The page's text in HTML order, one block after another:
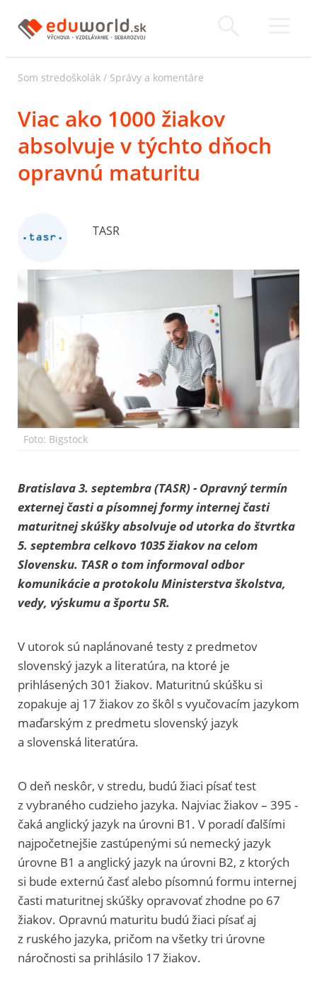
Som stredoškolák / Správy a komentáre
Viac ako 1000 žiakov
absolvuje v týchto dňoch
opravnú maturitu
TASR
Foto: Bigstock
Bratislava 3. septembra (TASR) - Opravný termín
externej časti a písomnej formy internej časti
maturitnej skúšky absolvuje od utorka do štvrtka
5. septembra celkovo 1035 žiakov na celom
Slovensku. TASR o tom informoval odbor
komunikácie a protokolu Ministerstva školstva,
vedy, výskumu a športu SR.
V utorok sú naplánované testy z predmetov
slovenský jazyk a literatúra, na ktoré je
prihlásených 301 žiakov. Maturitnú skúšku si
zopakuje aj 17 žiakov zo škôl s vyučovacím jazykom
maďarským z predmetu slovenský jazyk
a slovenská literatúra.
O deň neskôr, v stredu, budú žiaci písať test
z vybraného cudzieho jazyka. Najviac žiakov – 395 -
čaká anglický jazyk na úrovni B1. V poradí ďalšími
najpočetnejšie zastúpenými sú nemecký jazyk
úrovne B1 a anglický jazyk na úrovni B2, z ktorých
si bude externú časť alebo písomnú formu internej
časti maturitnej skúšky opravovať zhodne po 67
žiakov. Opravnú maturitu budú žiaci písať aj
z ruského jazyka, pričom na všetky tri úrovne
náročnosti sa prihlásilo 17 žiakov.